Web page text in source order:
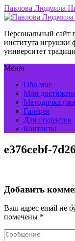
Павлова Людмила
Персональный сайт
института
университет
Меню
Обо мне
Мои
Методичка
Галерея
Для студентов
Контакты
e376cebf-
Добавить
Ваш адрес email не
помечены *